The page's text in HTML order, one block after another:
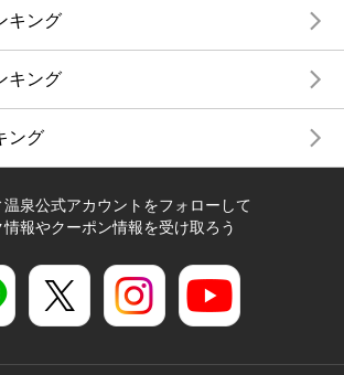
キング
キング
ング
温泉公式アカウントをフォローして
情報やクーポン情報を受け取ろう